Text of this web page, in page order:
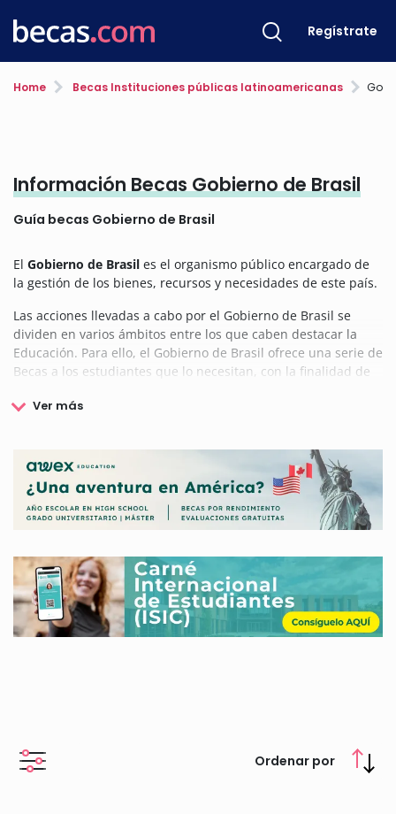
Regístrate
Home Becas Instituciones públicas latinoamericanas
Información Becas Gobierno de Brasil
Guía becas Gobierno de Brasil
El Gobierno de Brasil es el organismo público encargado de
la gestión de los bienes, recursos y necesidades de este país.
Las acciones llevadas a cabo por el Gobierno de Brasil se
dividen en varios ámbitos entre los que caben destacar la
Educación. Para ello, el Gobierno de Brasil ofrece una serie de
Becas a los estudiantes que lo necesitan, con la finalidad de
académica en todos los niveles.
desarrolla numerosas acciones encaminadas a facilitar la
movilidad internacional de los estudiantes, tanto de los
brasileños que acuden a cursar sus estudios en el extranjero,
como de estudiantes procedentes de otros países que desean
desarrollar su etapa académica en Brasil.
Para conocer todos los detalles relacionados con estas Becas
que otorga el Gobierno de Brasil, no dejes de visitar nuestro
portal web.
Ordenar por